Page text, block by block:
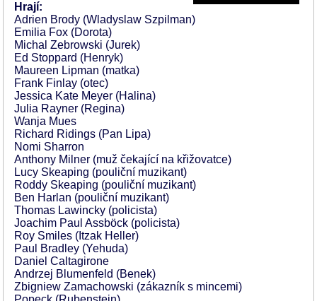
Hrají:
Adrien Brody (Wladyslaw Szpilman)
Emilia Fox (Dorota)
Michal Zebrowski (Jurek)
Ed Stoppard (Henryk)
Maureen Lipman (matka)
Frank Finlay (otec)
Jessica Kate Meyer (Halina)
Julia Rayner (Regina)
Wanja Mues
Richard Ridings (Pan Lipa)
Nomi Sharron
Anthony Milner (muž čekající na křižovatce)
Lucy Skeaping (pouliční muzikant)
Roddy Skeaping (pouliční muzikant)
Ben Harlan (pouliční muzikant)
Thomas Lawincky (policista)
Joachim Paul Assböck (policista)
Roy Smiles (Itzak Heller)
Paul Bradley (Yehuda)
Daniel Caltagirone
Andrzej Blumenfeld (Benek)
Zbigniew Zamachowski (zákazník s mincemi)